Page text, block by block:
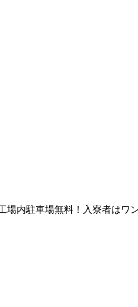
場内駐車場無料！入寮者は